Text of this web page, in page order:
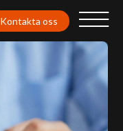
Kontakta oss